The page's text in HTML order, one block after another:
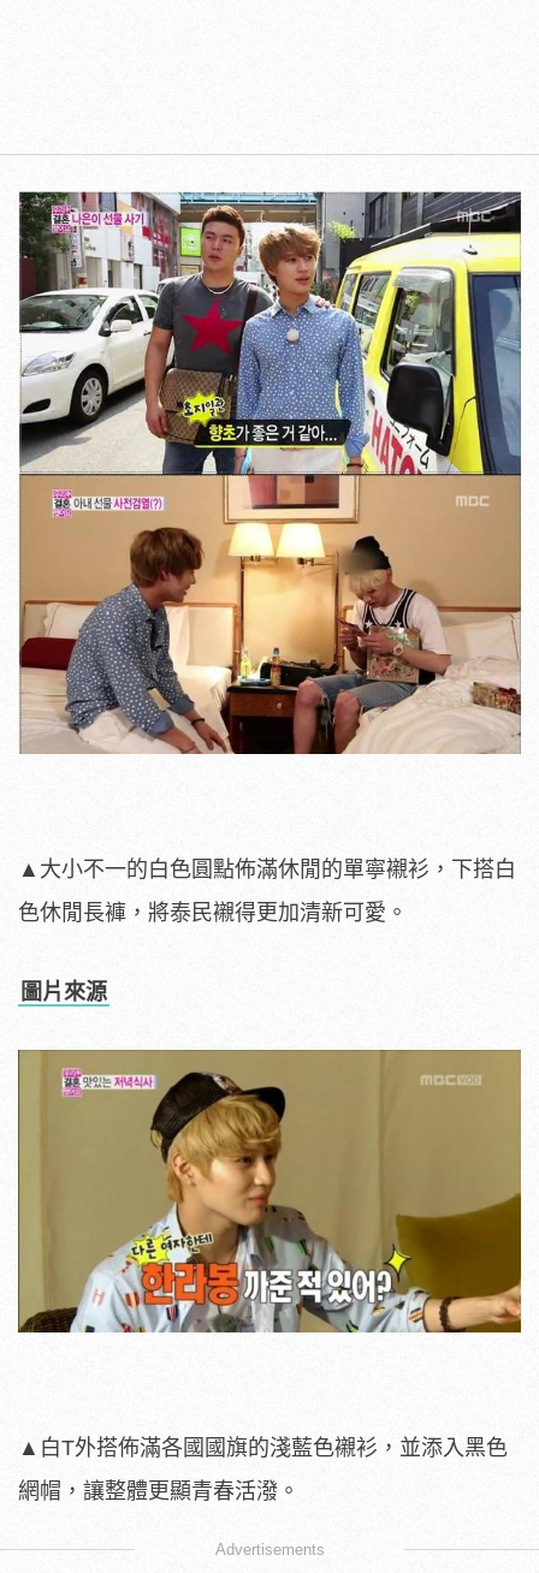
▲大小不一的白色圓點佈滿休閒的單寧襯衫，下搭白
色休閒長褲，將泰民襯得更加清新可愛。
圖片來源
▲白T外搭佈滿各國國旗的淺藍色襯衫，並添入黑色
網帽，讓整體更顯青春活潑。
Advertisements